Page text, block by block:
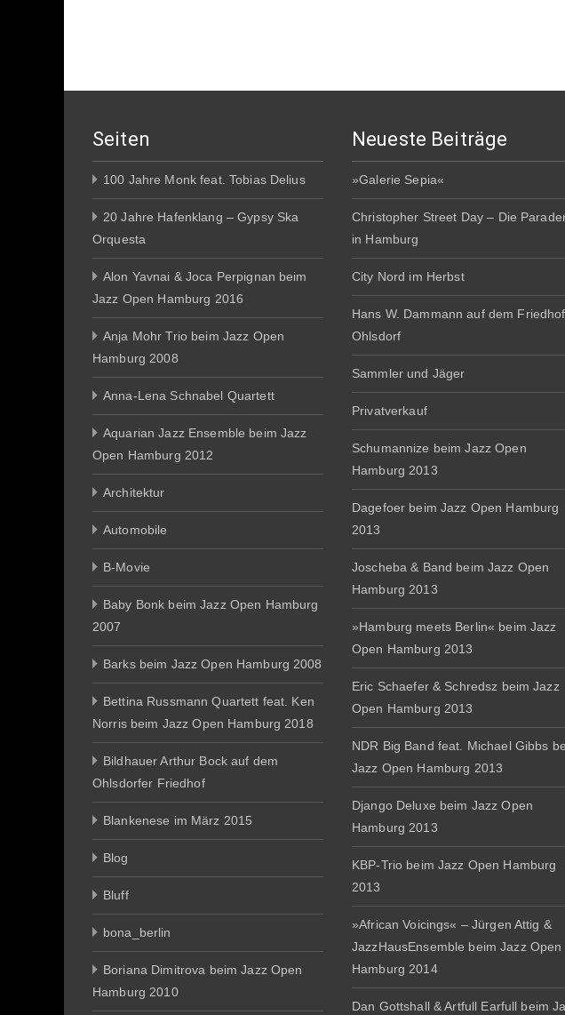
Seiten
100 Jahre Monk feat. Tobias Delius
20 Jahre Hafenklang – Gypsy Ska
Orquesta
Alon Yavnai & Joca Perpignan beim
Jazz Open Hamburg 2016
Anja Mohr Trio beim Jazz Open
Hamburg 2008
Anna-Lena Schnabel Quartett
Aquarian Jazz Ensemble beim Jazz
Open Hamburg 2012
Architektur
Automobile
B-Movie
Baby Bonk beim Jazz Open Hamburg
2007
Barks beim Jazz Open Hamburg 2008
Bettina Russmann Quartett feat. Ken
Norris beim Jazz Open Hamburg 2018
Bildhauer Arthur Bock auf dem
Ohlsdorfer Friedhof
Blankenese im März 2015
Blog
Bluff
bona_berlin
Boriana Dimitrova beim Jazz Open
Hamburg 2010
Neueste Beiträge
»Galerie Sepia«
Christopher Street Day – Die
in Hamburg
City Nord im Herbst
Hans W. Dammann auf dem Friedhof
Ohlsdorf
Sammler und Jäger
Privatverkauf
Schumannize beim Jazz Open
Hamburg 2013
Dagefoer beim Jazz Open Hamburg
2013
Joscheba & Band beim Jazz Open
Hamburg 2013
»Hamburg meets Berlin« beim Jazz
Open Hamburg 2013
Eric Schaefer & Schredsz beim Jazz
Open Hamburg 2013
NDR Big Band feat. Michael Gibbs
Jazz Open Hamburg 2013
Django Deluxe beim Jazz Open
Hamburg 2013
KBP-Trio beim Jazz Open Hamburg
2013
»African Voicings« – Jürgen Attig &
JazzHausEnsemble beim Jazz Open
Hamburg 2014
Dan Gottshall & Artfull Earfull beim